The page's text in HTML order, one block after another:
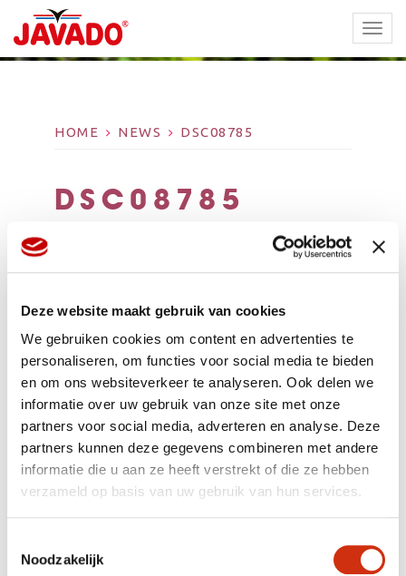
Deze website maakt gebruik van cookies
We gebruiken cookies om content en advertenties te
personaliseren, om functies voor social media te bieden
en om ons websiteverkeer te analyseren. Ook delen we
informatie over uw gebruik van onze site met onze
partners voor social media, adverteren en analyse. Deze
partners kunnen deze gegevens combineren met andere
informatie die u aan ze heeft verstrekt of die ze hebben
verzameld op basis van uw gebruik van hun services.
Noodzakelijk
HOME NEWS DSC08785
DSC08785
Javado op bezoek bij Boers Tuinbouw
Gepubliceerd op: 10 maart 2020